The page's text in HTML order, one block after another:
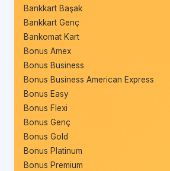
Bankkart Başak
Bankkart Genç
Bankomat Kart
Bonus Amex
Bonus Business
Bonus Business American Express
Bonus Easy
Bonus Flexi
Bonus Genç
Bonus Gold
Bonus Platinum
Bonus Premium